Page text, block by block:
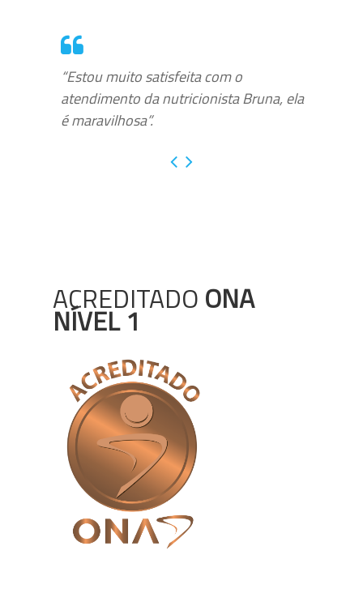
“Estou muito satisfeita com o
atendimento da nutricionista Bruna, ela
é maravilhosa”.
ACREDITADO ONA
NÍVEL 1